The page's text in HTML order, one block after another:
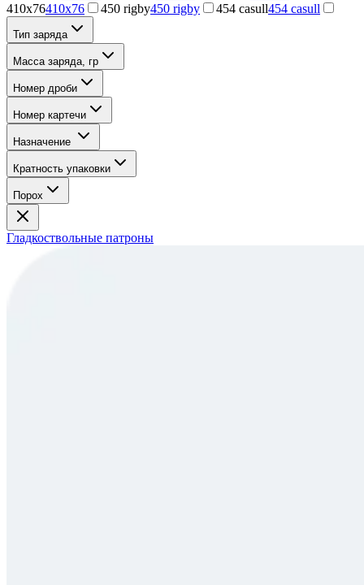
410x76410x76 450 rigby450 rigby 454 casull454 casull
Тип заряда
Масса заряда, гр
Номер дроби
Номер картечи
Назначение
Кратность упаковки
Порох
Гладкоствольные патроны